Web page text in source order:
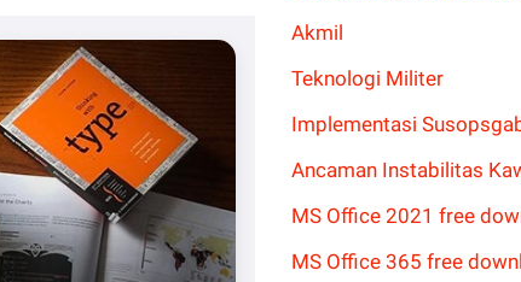
Akmil
Teknologi Militer
Implementasi
Ancaman Instabilitas
MS Office 2021 free
MS Office 365 free